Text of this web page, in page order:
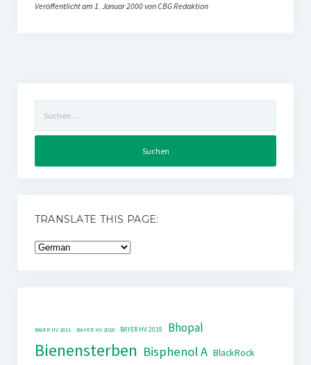
Veröffentlicht am 1. Januar 2000 von CBG Redaktion
nach:
TRANSLATE THIS PAGE:
BAYER HV 2011 BAYER HV 2018 BAYER HV 2019 Bhopal
Bienensterben Bisphenol A BlackRock